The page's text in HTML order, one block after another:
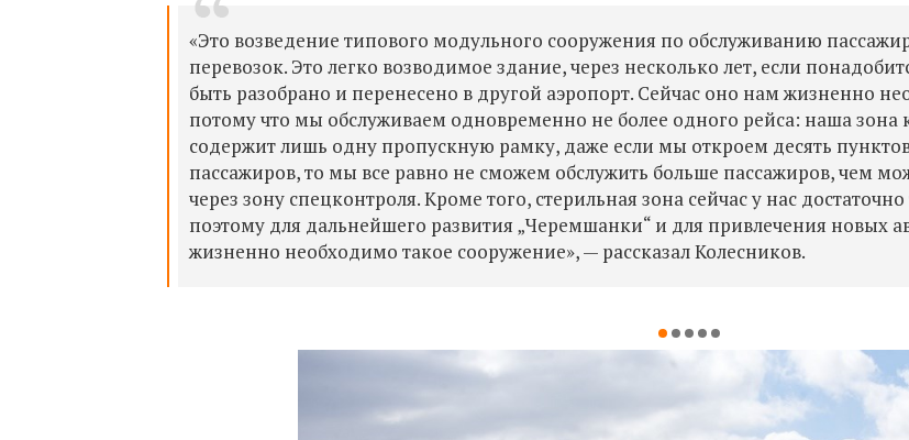
«Это возведение типового модульного сооружения по обслуживанию
перевозок. Это легко возводимое здание, через несколько лет, если
быть разобрано и перенесено в другой аэропорт. Сейчас оно нам жизненно
потому что мы обслуживаем одновременно не более одного рейса: наша зона
содержит лишь одну пропускную рамку, даже если мы откроем десять
пассажиров, то мы все равно не сможем обслужить больше пассажиров, чем
через зону спецконтроля. Кроме того, стерильная зона сейчас у нас достаточно
поэтому для дальнейшего развития „Черемшанки“ и для привлечения новых
жизненно необходимо такое сооружение», — рассказал Колесников.